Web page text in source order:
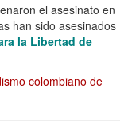
el asesinato en
han sido asesinados
la Libertad de
colombiano de